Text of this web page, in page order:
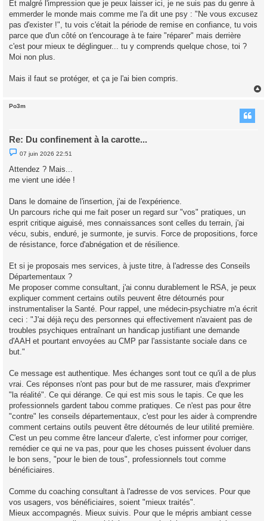
Et malgré l'impression que je peux laisser ici, je ne suis pas du genre à
emmerder le monde mais comme me l'a dit une psy : "Ne vous excusez
pas d'exister !", tu vois c'était la période de remise en confiance, tu vois
parce que d'un côté on t'encourage à te faire "réparer" mais derrière
c'est pour mieux te déglinguer... tu y comprends quelque chose, toi ?
Moi non plus.
Mais il faut se protéger, et ça je l'ai bien compris.
Po3m
Re: Du confinement à la carotte...
M
e
s
a
n
n
l
u
07 juin 2026 22:51
Attendez ? Mais...
me vient une idée !
Dans le domaine de l'insertion, j'ai de l'expérience.
Un parcours riche qui me fait poser un regard sur "vos" pratiques, un
esprit critique aiguisé, mes connaissances sont celles du terrain, j'ai
vécu, subis, enduré, je surmonte, je survis. Force de propositions, force
de résistance, force d'abnégation et de résilience.
Et si je proposais mes services, à juste titre, à l'adresse des Conseils
Départementaux ?
Me proposer comme consultant, j'ai connu durablement le RSA, je peux
expliquer comment certains outils peuvent être détournés pour
instrumentaliser la Santé. Pour rappel, une médecin-psychiatre m'a écrit
ceci : "J'ai déjà reçu des personnes qui effectivement n'avaient pas de
troubles psychiques entraînant un handicap justifiant une demande
d'AAH et pourtant envoyées au CMP par l'assistante sociale dans ce
but."
Ce message est authentique. Mes échanges sont tout ce qu'il a de plus
vrai. Ces réponses n'ont pas pour but de me rassurer, mais d'exprimer
"la réalité". Ce qui dérange. Ce qui est mis sous le tapis. Ce que les
professionnels gardent tabou comme pratiques. Ce n'est pas pour être
"contre" les conseils départementaux, c'est pour les aider à comprendre
comment certains outils peuvent être détournés de leur utilité première.
C'est un peu comme être lanceur d'alerte, c'est informer pour corriger,
remédier ce qui ne va pas, pour que les choses puissent évoluer dans
le bon sens, "pour le bien de tous", professionnels tout comme
bénéficiaires.
Comme du coaching consultant à l'adresse de vos services. Pour que
vos usagers, vos bénéficiaires, soient "mieux traités".
Mieux accompagnés. Mieux suivis. Pour que le mépris ambiant cesse